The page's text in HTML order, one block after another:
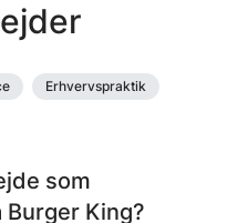
Erhvervspraktik
som
King?